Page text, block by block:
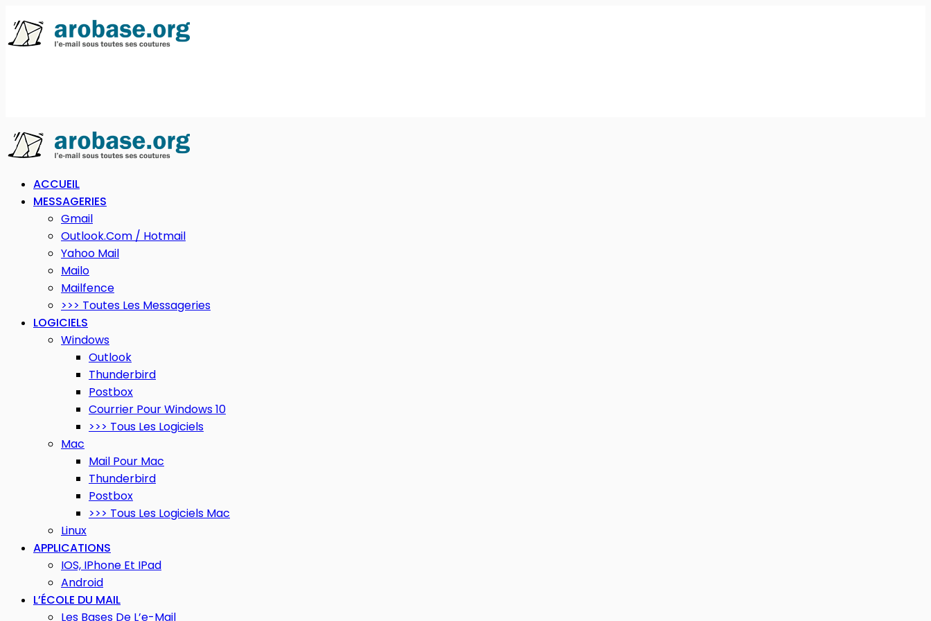
ACCUEIL
MESSAGERIES
Gmail
Outlook.com / Hotmail
Yahoo Mail
Mailo
Mailfence
>>> Toutes Les Messageries
LOGICIELS
Windows
Outlook
Thunderbird
Postbox
Courrier Pour Windows 10
>>> Tous Les Logiciels
Mac
Mail Pour Mac
Thunderbird
Postbox
>>> Tous Les Logiciels Mac
Linux
APPLICATIONS
IOS, IPhone Et IPad
Android
L’ÉCOLE DU MAIL
Les Bases De L’e-Mail